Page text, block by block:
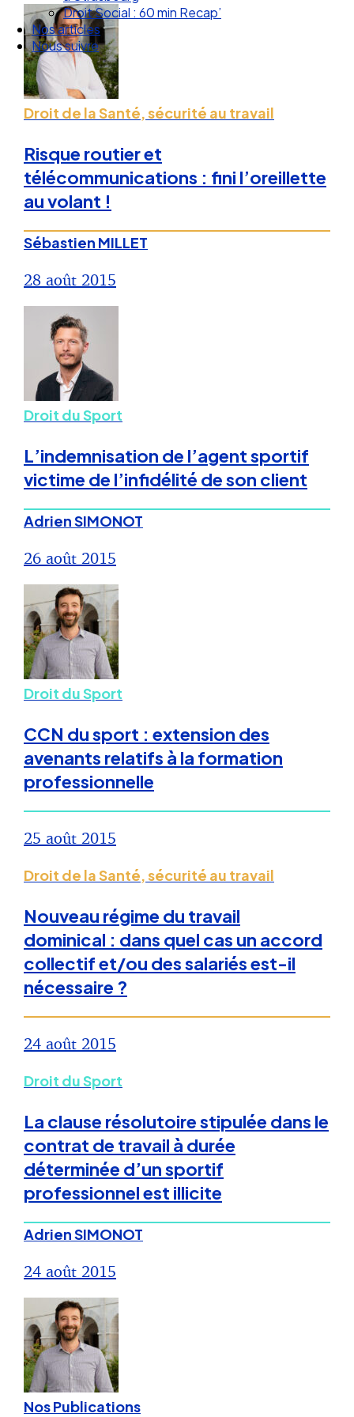
Droit Social : 60 min Recap’
Nos articles
Nous suivre
Droit de la Santé, sécurité au travail
Risque routier et
télécommunications : fini l’oreillette
au volant !
Sébastien MILLET
28 août 2015
Droit du Sport
L’indemnisation de l’agent sportif
victime de l’infidélité de son client
Adrien SIMONOT
26 août 2015
Droit du Sport
CCN du sport : extension des
avenants relatifs à la formation
professionnelle
25 août 2015
Droit de la Santé, sécurité au travail
Nouveau régime du travail
dominical : dans quel cas un accord
collectif et/ou des salariés est-il
nécessaire ?
24 août 2015
Droit du Sport
La clause résolutoire stipulée dans le
contrat de travail à durée
déterminée d’un sportif
professionnel est illicite
Adrien SIMONOT
24 août 2015
Nos Publications